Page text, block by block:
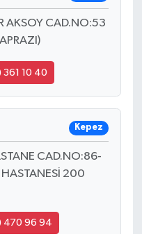
AKSOY CAD.NO:53
361 10 40
Kepez
CAD.NO:86-
HASTANESİ 200
470 96 94